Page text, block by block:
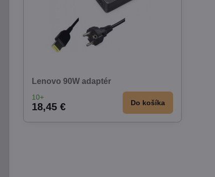
Lenovo 90W adaptér
10+
18,45 € Do košíka